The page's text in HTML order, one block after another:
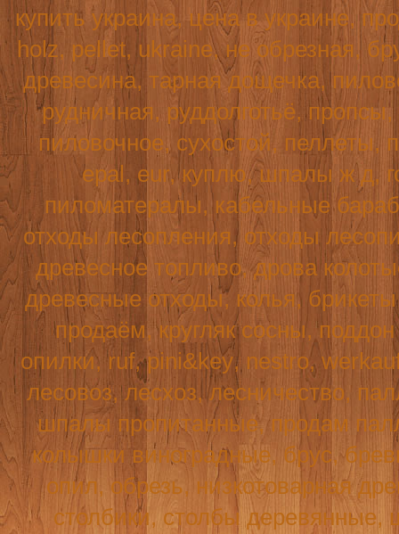
купить украина, цена в украине,
holz, pellet, ukraine, не обрезная,
древесина, тарная дощечка,
рудничная, руддолготьё,
пиловочное, сухостой, пеллеты,
epal, eur, куплю, шпалы ж д,
пиломатералы, кабельные
отходы лесопления, отходы
древесное топливо, дрова
древесные отходы, колья,
продаём, кругляк сосны,
опилки,ruf,pini&key, nestro,
лесовоз, лесхоз, лесничество,
шпалы пропитанные, продам
колышки виноградные, брус,
опил, обрезь, низкотоварная
столбики, столбы